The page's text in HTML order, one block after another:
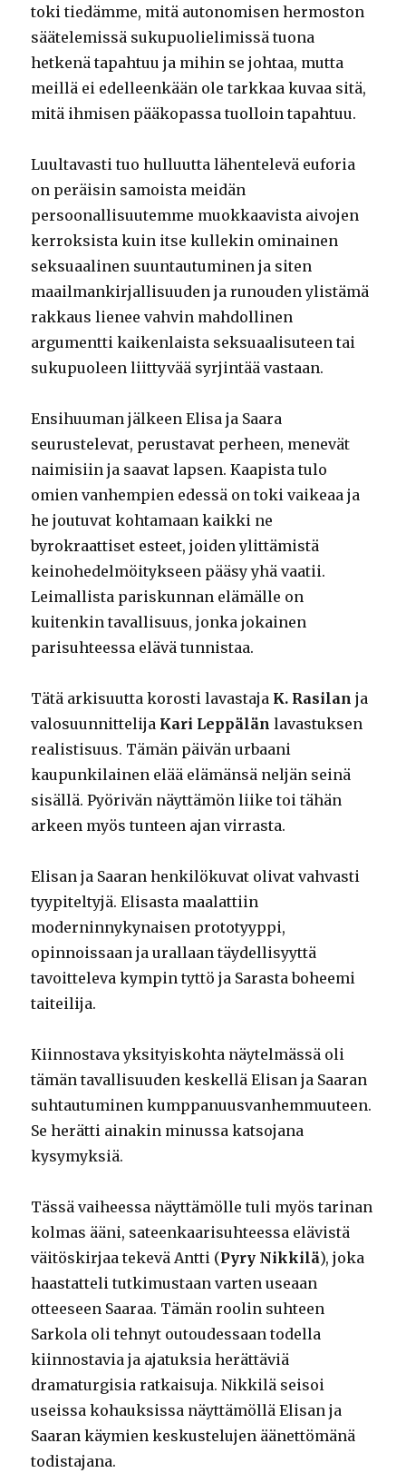
toki tiedämme, mitä autonomisen hermoston
säätelemissä sukupuolielimissä tuona
hetkenä tapahtuu ja mihin se johtaa, mutta
meillä ei edelleenkään ole tarkkaa kuvaa sitä,
mitä ihmisen pääkopassa tuolloin tapahtuu.
Luultavasti tuo hulluutta lähentelevä euforia
on peräisin samoista meidän
persoonallisuutemme muokkaavista aivojen
kerroksista kuin itse kullekin ominainen
seksuaalinen suuntautuminen ja siten
maailmankirjallisuuden ja runouden ylistämä
rakkaus lienee vahvin mahdollinen
argumentti kaikenlaista seksuaalisuteen tai
sukupuoleen liittyvää syrjintää vastaan.
Ensihuuman jälkeen Elisa ja Saara
seurustelevat, perustavat perheen, menevät
naimisiin ja saavat lapsen. Kaapista tulo
omien vanhempien edessä on toki vaikeaa ja
he joutuvat kohtamaan kaikki ne
byrokraattiset esteet, joiden ylittämistä
keinohedelmöitykseen pääsy yhä vaatii.
Leimallista pariskunnan elämälle on
kuitenkin tavallisuus, jonka jokainen
parisuhteessa elävä tunnistaa.
Tätä arkisuutta korosti lavastaja K. Rasilan ja
valosuunnittelija Kari Leppälän lavastuksen
realistisuus. Tämän päivän urbaani
kaupunkilainen elää elämänsä neljän seinä
sisällä. Pyörivän näyttämön liike toi tähän
arkeen myös tunteen ajan virrasta.
Elisan ja Saaran henkilökuvat olivat vahvasti
tyypiteltyjä. Elisasta maalattiin
moderninnykynaisen prototyyppi,
opinnoissaan ja urallaan täydellisyyttä
tavoitteleva kympin tyttö ja Sarasta boheemi
taiteilija.
Kiinnostava yksityiskohta näytelmässä oli
tämän tavallisuuden keskellä Elisan ja Saaran
suhtautuminen kumppanuusvanhemmuuteen.
Se herätti ainakin minussa katsojana
kysymyksiä.
Tässä vaiheessa näyttämölle tuli myös tarinan
kolmas ääni, sateenkaarisuhteessa elävistä
väitöskirjaa tekevä Antti (Pyry Nikkilä), joka
haastatteli tutkimustaan varten useaan
otteeseen Saaraa. Tämän roolin suhteen
Sarkola oli tehnyt outoudessaan todella
kiinnostavia ja ajatuksia herättäviä
dramaturgisia ratkaisuja. Nikkilä seisoi
useissa kohauksissa näyttämöllä Elisan ja
Saaran käymien keskustelujen äänettömänä
todistajana.